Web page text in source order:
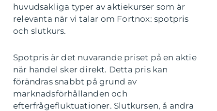
huvudsakliga typer av aktiekurser som är
relevanta när vi talar om Fortnox: spotpris
och slutkurs.
Spotpris är det nuvarande priset på en aktie
när handel sker direkt. Detta pris kan
förändras snabbt på grund av
marknadsförhållanden och
efterfrågefluktuationer. Slutkursen, å andra